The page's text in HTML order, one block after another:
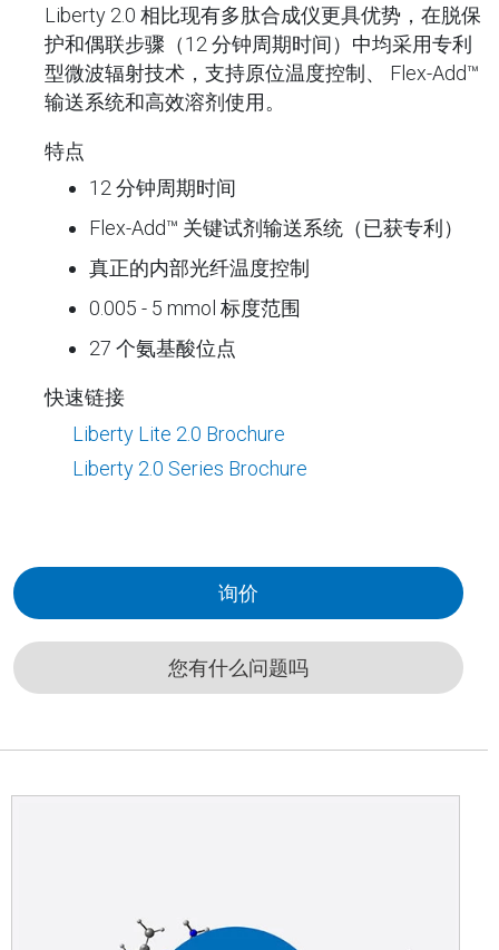
Liberty 2.0 相比现有多肽合成仪更具优势，在脱保
护和偶联步骤（12 分钟周期时间）中均采用专利
型微波辐射技术，支持原位温度控制、​ Flex-Add™
输送系统和高效溶剂使用。
特点
12 分钟周期时间
Flex-Add™ 关键试剂输送系统（已获专利）
真正的内部光纤温度控制
0.005 - 5 mmol 标度范围
27 个氨基酸位点
快速链接
Liberty Lite 2.0 Brochure
Liberty 2.0 Series Brochure
询价
您有什么问题吗